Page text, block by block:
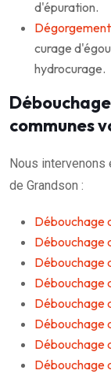
d'épuration.
curage
hydrocurage.
communes
Nous intervenons
de Grandson :
Débouchage
Débouchage
Débouchage
Débouchage
Débouchage
Débouchage
Débouchage
Débouchage